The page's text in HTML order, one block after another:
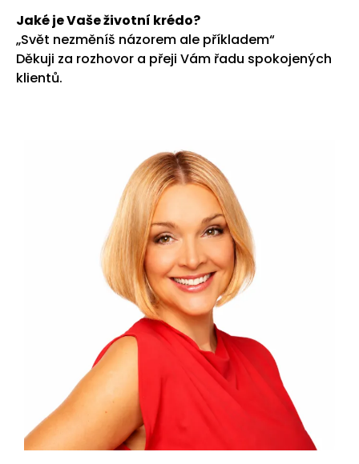
Jaké je Vaše životní krédo?
„Svět nezměníš názorem ale příkladem“
Děkuji za rozhovor a přeji Vám řadu spokojených
klientů.